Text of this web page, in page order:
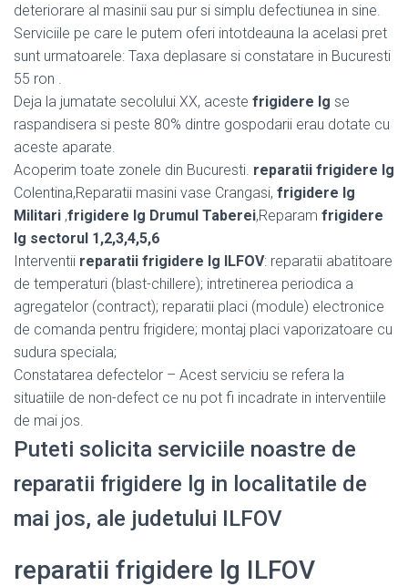
deteriorare al masinii sau pur si simplu defectiunea in sine.
Serviciile pe care le putem oferi intotdeauna la acelasi pret
sunt urmatoarele: Taxa deplasare si constatare in Bucuresti
55 ron .
Deja la jumatate secolului XX, aceste frigidere lg se
raspandisera si peste 80% dintre gospodarii erau dotate cu
aceste aparate.
Acoperim toate zonele din Bucuresti. reparatii frigidere lg
Colentina,Reparatii masini vase Crangasi, frigidere lg
Militari ,frigidere lg Drumul Taberei,Reparam frigidere
lg sectorul 1,2,3,4,5,6
Interventii reparatii frigidere lg ILFOV: reparatii abatitoare
de temperaturi (blast-chillere); intretinerea periodica a
agregatelor (contract); reparatii placi (module) electronice
de comanda pentru frigidere; montaj placi vaporizatoare cu
sudura speciala;
Constatarea defectelor – Acest serviciu se refera la
situatiile de non-defect ce nu pot fi incadrate in interventiile
de mai jos.
Puteti solicita serviciile noastre de
reparatii frigidere lg in localitatile de
mai jos, ale judetului ILFOV
reparatii frigidere lg ILFOV